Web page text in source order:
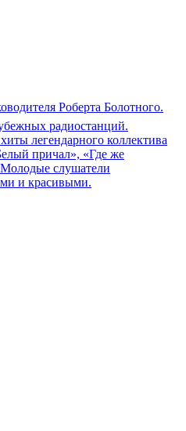
Роберта Болотного.
радиостанций.
легендарного коллектива
причал», «Где же
слушатели
и красивыми.